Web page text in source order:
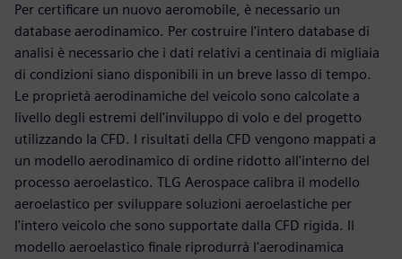
Per certificare un nuovo aeromobile, è necessario un
database aerodinamico. Per costruire l'intero database di
analisi è necessario che i dati relativi a centinaia di migliaia
di condizioni siano disponibili in un breve lasso di tempo.
Le proprietà aerodinamiche del veicolo sono calcolate a
livello degli estremi dell'inviluppo di volo e del progetto
utilizzando la CFD. I risultati della CFD vengono mappati a
un modello aerodinamico di ordine ridotto all'interno del
processo aeroelastico. TLG Aerospace calibra il modello
aeroelastico per sviluppare soluzioni aeroelastiche per
l'intero veicolo che sono supportate dalla CFD rigida. Il
modello aeroelastico finale riprodurrà l'aerodinamica